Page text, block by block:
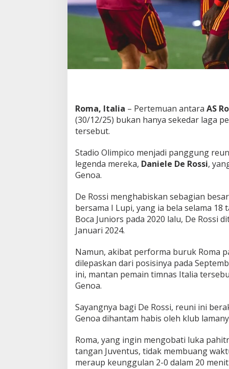
R
e
u
L
e
a
I
i
!
Roma, Italia – Pertemuan antara AS
(30/12/25) bukan hanya sekedar laga
tersebut.
Stadio Olimpico menjadi panggung
legenda mereka, Daniele De Rossi,
Genoa.
De Rossi menghabiskan sebagian
bersama I Lupi, yang ia bela selama
Boca Juniors pada 2020 lalu, De Rossi
Januari 2024.
Namun, akibat performa buruk Roma
dilepaskan dari posisinya pada
ini, mantan pemain timnas Italia
Genoa.
Sayangnya bagi De Rossi, reuni ini
Genoa dihantam habis oleh klub
Roma, yang ingin mengobati luka
tangan Juventus, tidak membuang
meraup keunggulan 2-0 dalam 20